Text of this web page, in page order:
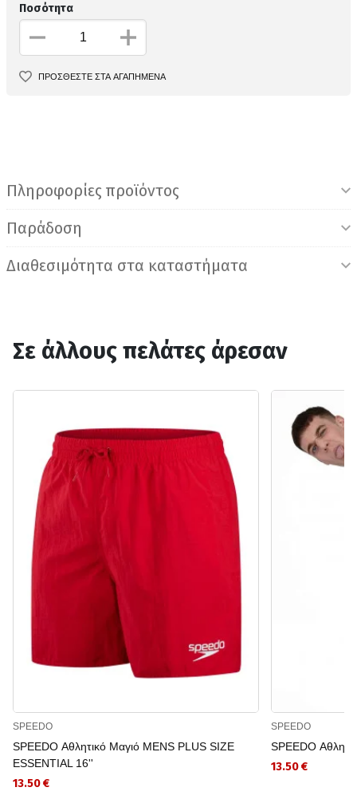
Ποσότητα
ΠΡΟΣΘΕΣΤΕ ΣΤΑ ΑΓΑΠΗΜΕΝΑ
Πληροφορίες προϊόντος
Παράδοση
Διαθεσιμότητα στα καταστήματα
Σε άλλους πελάτες άρεσαν
SPEEDO
SPEEDO Αθλητικό Μαγιό MENS PLUS SIZE
ESSENTIAL 16''
13.50 €
SPEEDO
SPEEDO
13.50 €